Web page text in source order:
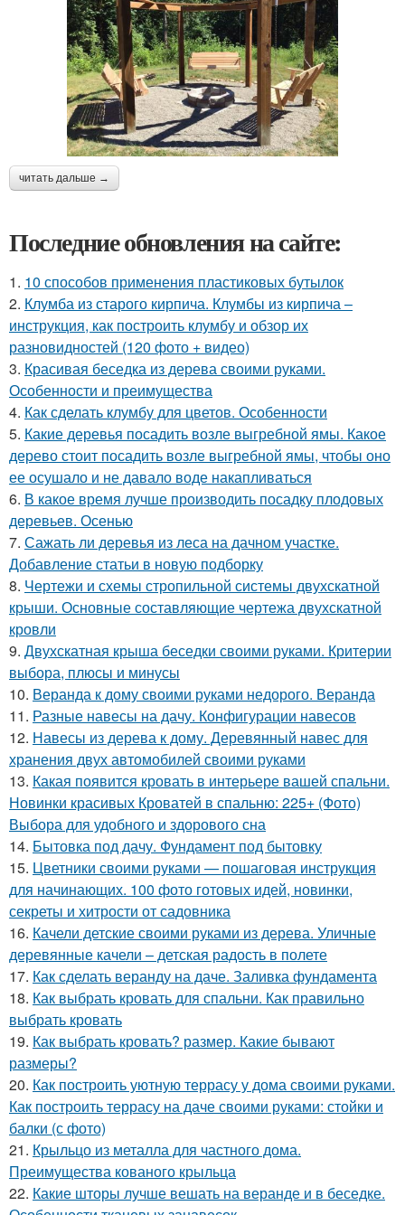
читать дальше →
Последние обновления на сайте:
1. 10 способов применения пластиковых бутылок
2. Клумба из старого кирпича. Клумбы из кирпича –
инструкция, как построить клумбу и обзор их
разновидностей (120 фото + видео)
3. Красивая беседка из дерева своими руками.
Особенности и преимущества
4. Как сделать клумбу для цветов. Особенности
5. Какие деревья посадить возле выгребной ямы. Какое
дерево стоит посадить возле выгребной ямы, чтобы оно
ее осушало и не давало воде накапливаться
6. В какое время лучше производить посадку плодовых
деревьев. Осенью
7. Сажать ли деревья из леса на дачном участке.
Добавление статьи в новую подборку
8. Чертежи и схемы стропильной системы двухскатной
крыши. Основные составляющие чертежа двухскатной
кровли
9. Двухскатная крыша беседки своими руками. Критерии
выбора, плюсы и минусы
10. Веранда к дому своими руками недорого. Веранда
11. Разные навесы на дачу. Конфигурации навесов
12. Навесы из дерева к дому. Деревянный навес для
хранения двух автомобилей своими руками
13. Какая появится кровать в интерьере вашей спальни.
Новинки красивых Кроватей в спальню: 225+ (Фото)
Выбора для удобного и здорового сна
14. Бытовка под дачу. Фундамент под бытовку
15. Цветники своими руками — пошаговая инструкция
для начинающих. 100 фото готовых идей, новинки,
секреты и хитрости от садовника
16. Качели детские своими руками из дерева. Уличные
деревянные качели – детская радость в полете
17. Как сделать веранду на даче. Заливка фундамента
18. Как выбрать кровать для спальни. Как правильно
выбрать кровать
19. Как выбрать кровать? размер. Какие бывают
размеры?
20. Как построить уютную террасу у дома своими руками.
Как построить террасу на даче своими руками: стойки и
балки (с фото)
21. Крыльцо из металла для частного дома.
Преимущества кованого крыльца
22. Какие шторы лучше вешать на веранде и в беседке.